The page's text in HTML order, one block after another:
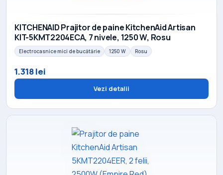
KITCHENAID Prajitor de paine KitchenAid Artisan
KIT-5KMT2204ECA, 7 nivele, 1250 W, Rosu
Electrocasnice mici de bucătărie 1250 W Rosu
1.318 lei
Vezi detalii